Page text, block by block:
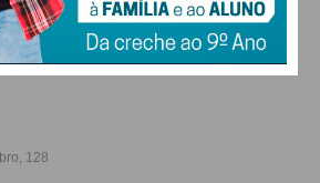
SERVIÇO EM PAÇOS DE